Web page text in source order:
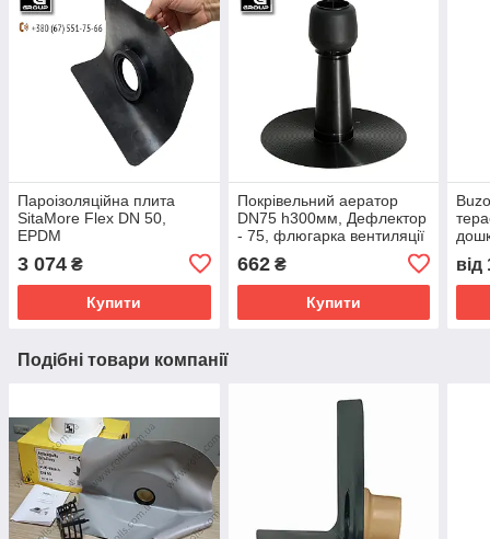
Пароізоляційна плита
SitaMore Flex DN 50,
EPDM
3 074 ₴
Купити
Покрівельний аератор
DN75 h300мм, Дефлектор
- 75, флюгарка вентиляції
покрівлі, Finland
662₴
Купити
від
Подібні товари компанії